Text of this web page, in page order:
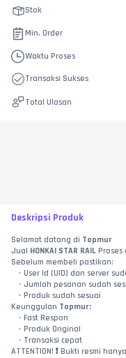
Stok
Min. Order
Waktu Proses
Transaksi Sukses
Total Ulasan
Deskripsi Produk
Selamat datang di Topmur
Jual HONKAI STAR RAIL Proses
Sebelum membeli pastikan:
User Id (UID) dan server
Jumlah pesanan sudah
Produk sudah sesuai
Keunggulan Topmur:
Fast Respon
Produk Original
Transaksi cepat
ATTENTION! ❗ Bukti resmi